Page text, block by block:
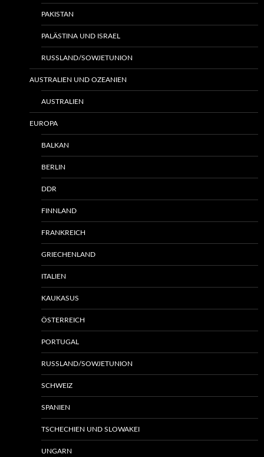
PAKISTAN
PALÄSTINA UND ISRAEL
RUSSLAND/SOWJETUNION
AUSTRALIEN UND OZEANIEN
AUSTRALIEN
EUROPA
BALKAN
BERLIN
DDR
FINNLAND
FRANKREICH
GRIECHENLAND
ITALIEN
KAUKASUS
ÖSTERREICH
PORTUGAL
RUSSLAND/SOWJETUNION
SCHWEIZ
SPANIEN
TSCHECHIEN UND SLOWAKEI
UNGARN